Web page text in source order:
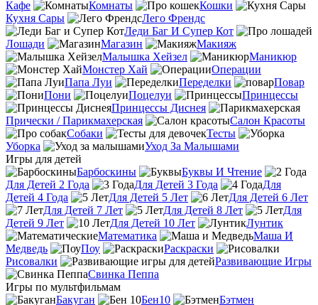
Кафе
Комнаты
Кошки
Кухня Сары
Лего Френдс
Леди Баг И Супер Кот
Лошади
Магазин
Макияж
Малышка Хейзел
Маникюр
Монстер Хай
Операции
Папа Луи
Переделки
Повар
Пони
Поцелуи
Принцессы
Принцессы Диснея
Прически / Парикмахерская
Салон Красоты
Собаки
Тесты
Уборка
Уход За Малышами
Игры для детей
Барбоскины
Буквы И Чтение
Для Детей 2 Года
Для Детей 3 Года
Для
Детей 4 Года
Для Детей 5 Лет
Для Детей 6 Лет
Для Детей 7 Лет
Для Детей 8 Лет
Для
Детей 9 Лет
Для Детей 10 Лет
Лунтик
Математика
Маша И
Медведь
Поу
Раскраски
Рисовалки
Развивающие Игры
Свинка Пеппа
Игры по мультфильмам
Бакуган
Бен10
Бэтмен